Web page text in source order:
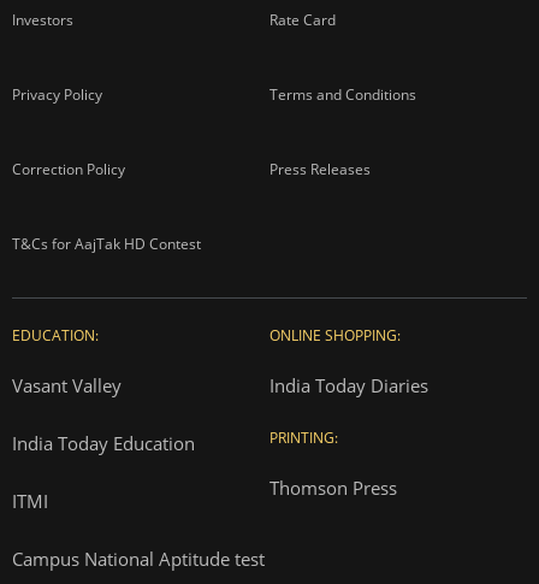
Investors Rate Card
Privacy Policy Terms and Conditions
Correction Policy Press Releases
T&Cs for AajTak HD Contest
EDUCATION:
Vasant Valley
India Today Education
ITMI
Campus National Aptitude test
ONLINE SHOPPING:
India Today Diaries
PRINTING:
Thomson Press